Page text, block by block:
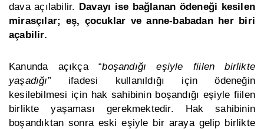
dava açılabilir. Davayı ise bağlanan ödeneği kesilen
mirasçılar; eş, çocuklar ve anne-babadan her biri
açabilir.
Kanunda açıkça “boşandığı eşiyle fiilen birlikte
yaşadığı” ifadesi kullanıldığı için ödeneğin
kesilebilmesi için hak sahibinin boşandığı eşiyle fiilen
birlikte yaşaması gerekmektedir. Hak sahibinin
boşandıktan sonra eski eşiyle bir araya gelip birlikte